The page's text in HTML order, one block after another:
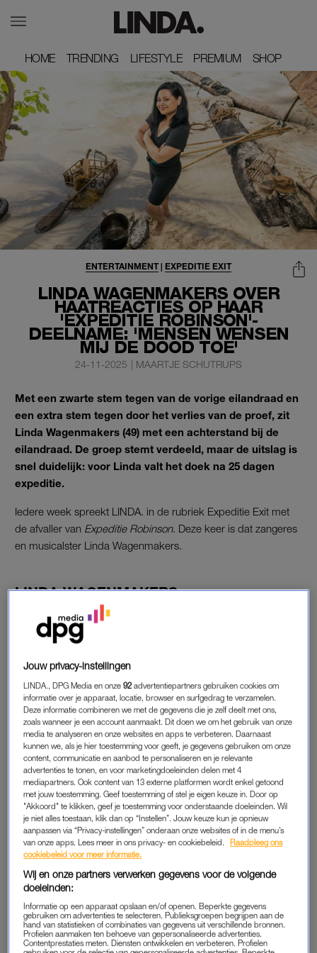
HOME
HOME TRENDING
TRENDING LIFESTYLE
LIFESTYLE PREMIUM
PREMIUM SHOP
SHOP
LINDA WAGENMAKERS OVER
HAATREACTIES OP HAAR
'EXPEDITIE ROBINSON'-
DEELNAME: 'MENSEN WENSEN
MIJ DE DOOD TOE'
ENTERTAINMENT | EXPEDITIE EXIT
24-11-2025 | MAARTJE SCHUTRUPS
Met een zwarte stem tegen van de vorige eilandraad en
een extra stem tegen door het verlies van de proef, zit
Linda Wagenmakers (49) met een achterstand bij de
eilandraad. De groep stemt verdeeld, maar de uitslag is
snel duidelijk: voor Linda valt het doek na 25 dagen
expeditie.
Iedere week spreekt LINDA. in de rubriek Expeditie Exit met
de afvaller van Expeditie Robinson. Deze keer is dat zangeres
en musicalster Linda Wagenmakers.
LINDA WAGENMAKERS
Als Linda wordt gebeld om deel te nemen aan het
jubileumseizoen van
“Het past bij het besluit dat ik drieënhalf jaar geleden nam:
weer volop in het leven staan en nieuwe uitdagingen aangaan.
En wat is nu een grotere uitdaging dan
Expeditie Robinson
vertelt ze.
Linda komt terecht in Kamp Zuid, het kamp dat bekendstaat
als gezellig en succesvol. Toch vindt ze het moeilijk daar haar
plek te vinden. “Ik ben daarin best bescheiden. Veel mensen
profileren zich voortdurend en er wordt constant gepraat. Dan
trek ik me sneller terug. Soms moest ik mezelf dwingen om
me uit te spreken. Ik was meer de stille kracht die oesters
stond te hakken en vuur ging maken.”
MENTALE TEGENSLAGEN
nieuwe teams samengesteld en Linda blijft als laatste over. “Ik
moest ineens zelf bepalen bij welk kamp ik me wilde voegen,
dus koos ik voor mijn oude kamp Zuid. Dat soort mentale
Jouw privacy-instellingen
LINDA., DPG Media en onze92 advertentiepartners gebruiken cookies om
informatie over je apparaat, locatie, browser en surfgedrag te verzamelen.
Deze informatie combineren we met de gegevens die je zelf deelt met ons,
zoals wanneer je een account aanmaakt. Dit doen we om het gebruik van onze
media te analyseren en onze websites en apps te verbeteren. Daarnaast
kunnen we, als je hier toestemming voor geeft, je gegevens gebruiken om onze
content, communicatie en aanbod te personaliseren en je relevante
advertenties te tonen, en voor marketingdoeleinden delen met 4
mediapartners. Ook content van 13 externe platformen wordt enkel getoond
met jouw toestemming. Geef toestemming of stel je eigen keuze in. Door op
"Akkoord" te klikken, geef je toestemming voor onderstaande doeleinden. Wil
je niet alles toestaan, klik dan op “Instellen”. Jouw keuze kun je opnieuw
aanpassen via “Privacy-instellingen” onderaan onze websites of in de menu’s
van onze apps. Lees meer in ons privacy- en cookiebeleid.
Raadpleeg ons
cookiebeleid voor meer informatie.
Wij en onze partners verwerken gegevens voor de volgende
doeleinden:
Informatie op een apparaat opslaan en/of openen. Beperkte gegevens
gebruiken om advertenties te selecteren. Publieksgroepen begrijpen aan de
hand van statistieken of combinaties van gegevens uit verschillende bronnen.
Profielen aanmaken ten behoeve van gepersonaliseerde advertenties.
Contentprestaties meten. Diensten ontwikkelen en verbeteren. Profielen